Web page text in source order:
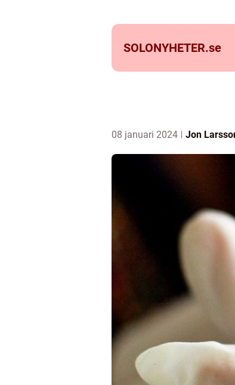
SOLONYHETER.se
08 januari 2024 Jon